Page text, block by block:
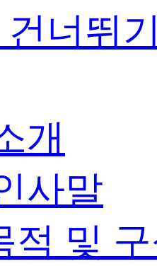
너뛰
개
사말
적 및